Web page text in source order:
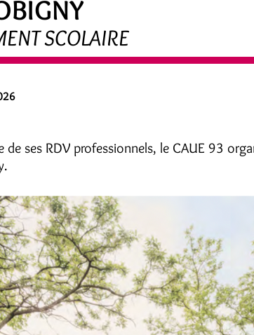
SCOLAIRE
de ses RDV professionnels, le CAUE 93